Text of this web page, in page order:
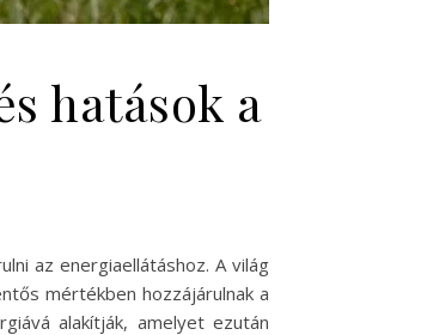
hatások a
az energiaellátáshoz. A világ
mértékben hozzájárulnak a
alakítják, amelyet ezután